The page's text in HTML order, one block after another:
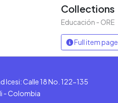
Collections
Educación - ORE
Full item page
Icesi: Calle 18 No. 122-135
- Colombia